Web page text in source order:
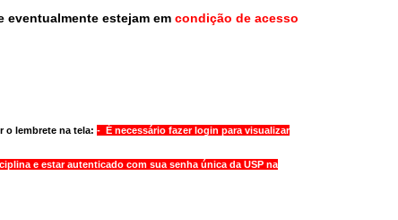
eventualmente estejam em condição de acesso
o lembrete na tela: - É necessário fazer login para visualizar
e estar autenticado com sua senha única da USP na